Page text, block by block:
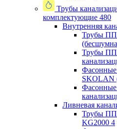
Трубы
комплектующие 480
Внутренняя
Трубы ПП
Трубы ПП
SKOLAN
Фасонные
Ливневая
Трубы ПП
KG2000 4